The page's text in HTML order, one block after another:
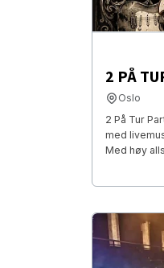
2 PÅ
Oslo
2 På Tur
med
Med høy